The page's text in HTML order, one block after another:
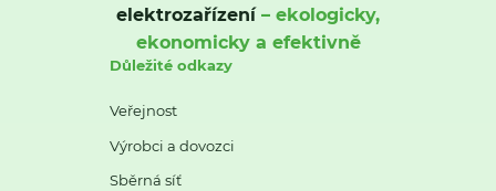
elektrozařízení– ekologicky,
ekonomicky a efektivně
Důležité odkazy
Veřejnost
Výrobci a dovozci
Sběrná síť